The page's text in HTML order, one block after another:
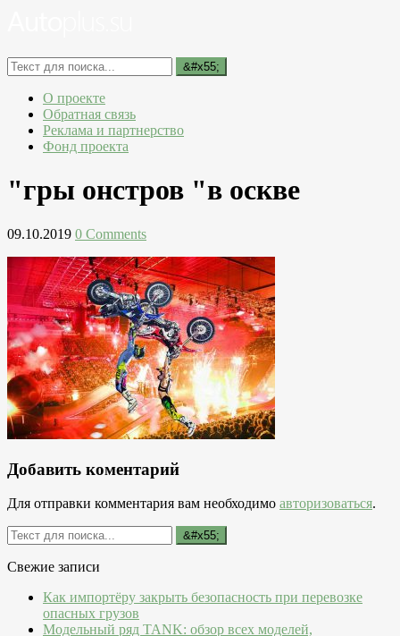
О проекте
Обратная связь
Реклама и партнерство
Фонд проекта
"гры онстров "в оскве
09.10.2019 0 Comments
Добавить коментарий
Для отправки комментария вам необходимо авторизоваться.
Свежие записи
Как импортёру закрыть безопасность при перевозке
опасных грузов
Модельный ряд TANK: обзор всех моделей,